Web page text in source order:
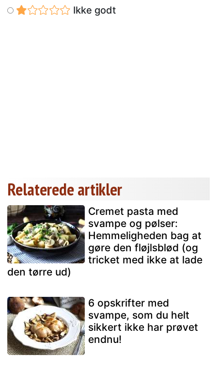
Ikke godt
Relaterede artikler
Cremet pasta med
svampe og pølser:
Hemmeligheden bag at
gøre den fløjlsblød (og
tricket med ikke at lade
den tørre ud)
6 opskrifter med
svampe, som du helt
sikkert ikke har prøvet
endnu!